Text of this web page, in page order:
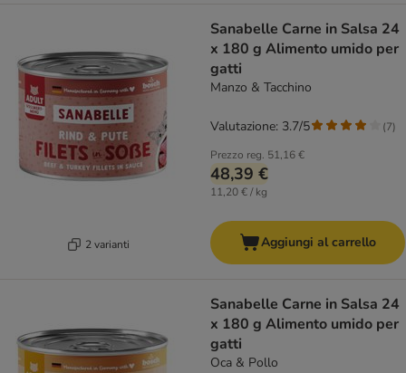
2 varianti
Sanabelle Carne in Salsa 24
x 180 g Alimento umido per
gatti
Manzo & Tacchino
Prezzo reg. 51,16 €
48,39 €
11,20 € / kg
Valutazione: 3.7/5 (7)
Aggiungi al carrello
Sanabelle Carne in Salsa 24
x 180 g Alimento umido per
gatti
Oca & Pollo